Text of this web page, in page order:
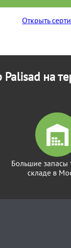
Открыть
на
Большие запасы
складе в